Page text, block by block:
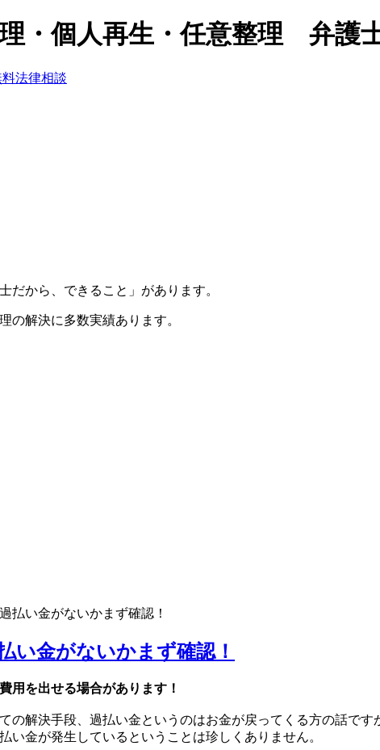
・個人再生・任意整理 弁護
払い金がないかまず確認！
い金がないかまず確認！
用を出せる場合があります！
の解決手段、過払い金というのはお金が戻ってくる方の話で
金が発生しているということは珍しくありません。